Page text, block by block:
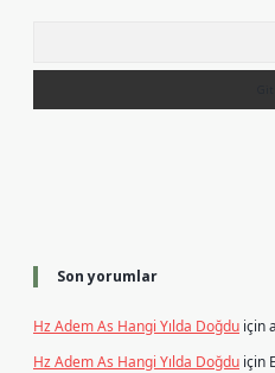
Son yorumlar
Hz Adem As Hangi Yılda Doğdu için
Hz Adem As Hangi Yılda Doğdu için